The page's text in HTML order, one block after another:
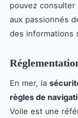
pouvez consulter
aux passionnés
des informations
En mer, la
règles de
Voile est une